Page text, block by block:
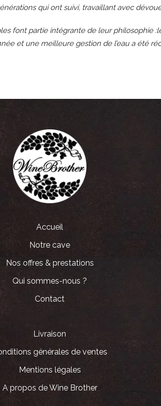
qui ont suivi, travaillant avec
font partie intégrante de leur philosophie
et une meilleure gestion de l’eau a été
Accueil
Notre cave
Nos offres & prestations
Qui sommes-nous ?
Contact
Livraison
générales de ventes
Mentions légales
A propos de Wine Brother